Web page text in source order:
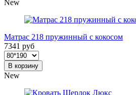
New
Матрас 218 пружинный с кокосом
7341 руб
В корзину
New